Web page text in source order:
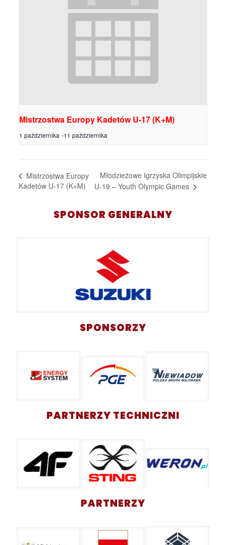
Mistrzostwa Europy Kadetów U-17 (K+M)
1 października -11 października
Mistrzostwa Europy
Kadetów U-17 (K+M)
Młodzieżowe Igrzyska Olimpijskie
U-19 – Youth Olympic Games
SPONSOR GENERALNY
SPONSORZY
PARTNERZY TECHNICZNI
PARTNERZY